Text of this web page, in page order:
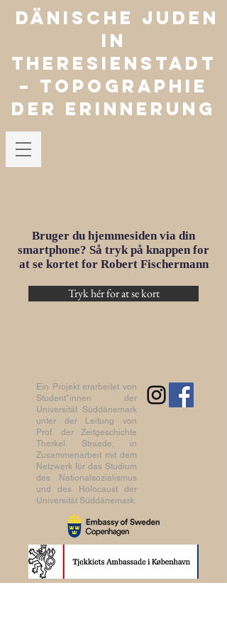
Dänische Juden
in
Theresienstadt
– Topographie
der Erinnerung
Bruger du hjemmesiden via din
smartphone? Så tryk på knappen for
at se kortet for Robert Fischermann
Tryk hér for at se kort
Ein Projekt erarbeitet von
Student*innen der
Universität Süddänemark
unter der Leitung von
Prof. der Zeitgeschichte
Therkel Straede; in
Zusammenarbeit mit dem
Netzwerk für das Studium
des Nationalsozialismus
und des Holocaust der
Universität Süddänemark.